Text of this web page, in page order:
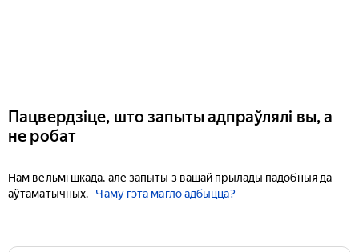
Пацвердзіце, што запыты адпраўлялі вы, а
не робат
Нам вельмі шкада, але запыты з вашай прылады падобныя да
аўтаматычных.
Чаму гэта магло адбыцца?